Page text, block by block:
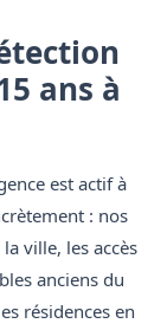
ans à
est actif à
: nos
ville, les accès
anciens du
résidences en